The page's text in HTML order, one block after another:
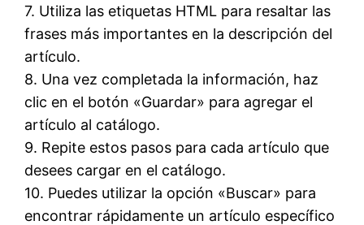
7. Utiliza las etiquetas HTML para resaltar las
frases más importantes en la descripción del
artículo.
8. Una vez completada la información, haz
clic en el botón «Guardar» para agregar el
artículo al catálogo.
9. Repite estos pasos para cada artículo que
desees cargar en el catálogo.
10. Puedes utilizar la opción «Buscar» para
encontrar rápidamente un artículo específico